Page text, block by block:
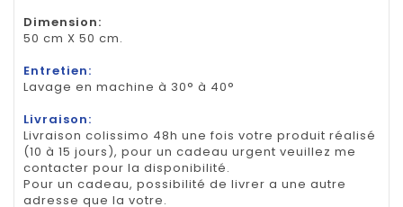
Dimension:
50 cm X 50 cm.
Entretien:
Lavage en machine à 30° à 40°
Livraison:
Livraison colissimo 48h une fois votre produit réalisé
(10 à 15 jours), pour un cadeau urgent veuillez me
contacter pour la disponibilité.
Pour un cadeau, possibilité de livrer a une autre
adresse que la votre.